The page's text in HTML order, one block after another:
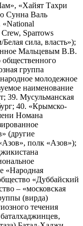
«Хайят Тахри
Сунна Валь
Sparrows
сила, власть»);
Мальцевым В.В.
общественного
группа
молодежное
наименование
39. Мусульманская
40. «Крымско-
Номана
(другие
полк «Азов»);
«Народная
«Дуббайский
– «московская
(вирда)
течения